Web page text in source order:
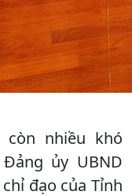
còn nhiều khó
ủy UBND
đạo của Tỉnh